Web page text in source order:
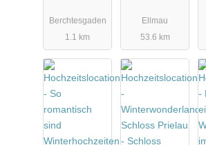
Berchtesgaden
1.1 km
Ellmau
53.6 km